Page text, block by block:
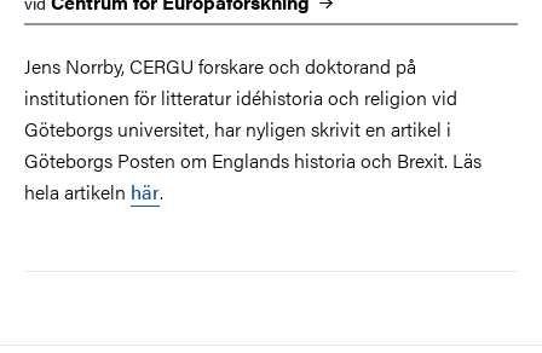
Jens Norrby, CERGU forskare och doktorand på
institutionen för litteratur idéhistoria och religion vid
Göteborgs universitet, har nyligen skrivit en artikel i
Göteborgs Posten om Englands historia och Brexit. Läs
hela artikeln här.